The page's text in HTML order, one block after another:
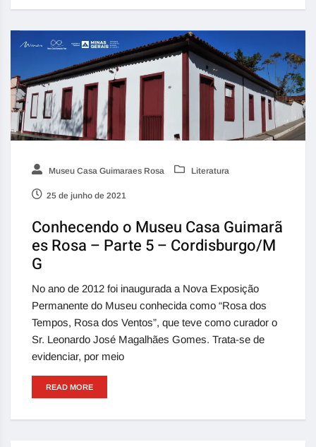
Museu Casa Guimaraes Rosa Literatura
25 de junho de 2021
Conhecendo o Museu Casa Guimarã
es Rosa – Parte 5 – Cordisburgo/M
G
No ano de 2012 foi inaugurada a Nova Exposição
Permanente do Museu conhecida como “Rosa dos
Tempos, Rosa dos Ventos”, que teve como curador o
Sr. Leonardo José Magalhães Gomes. Trata-se de
evidenciar, por meio
READ MORE